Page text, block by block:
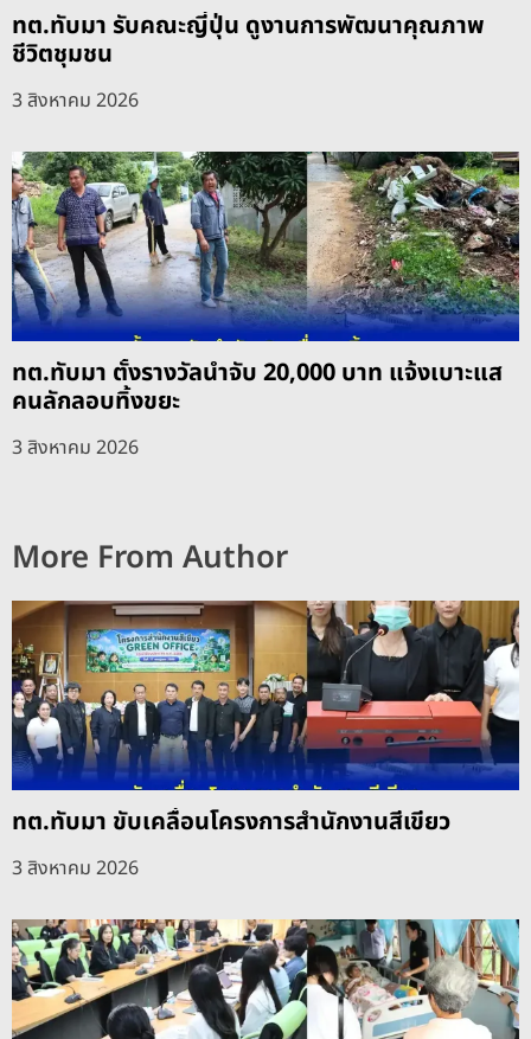
ทต.ทับมา รับคณะญี่ปุ่น ดูงานการพัฒนาคุณภาพ
ชีวิตชุมชน
3 สิงหาคม 2026
ทต.ทับมา ตั้งรางวัลนำจับ 20,000 บาท แจ้งเบาะแส
คนลักลอบทิ้งขยะ
3 สิงหาคม 2026
More From Author
ทต.ทับมา ขับเคลื่อนโครงการสำนักงานสีเขียว
3 สิงหาคม 2026